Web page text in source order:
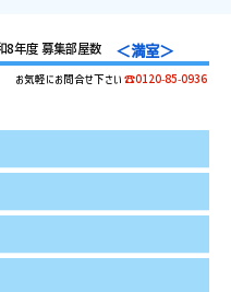
8年度 募集部屋数 ＜満室＞
お気軽にお問合せ下さい ☎0120-85-0936